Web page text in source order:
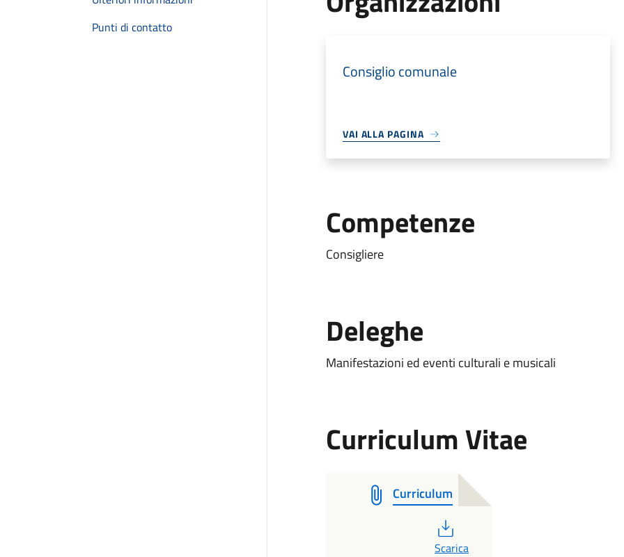
Punti di contatto
Consiglio comunale
VAI ALLA PAGINA
Competenze
Consigliere
Deleghe
Manifestazioni ed eventi culturali e musicali
Curriculum Vitae
Curriculum
PDF
Scarica